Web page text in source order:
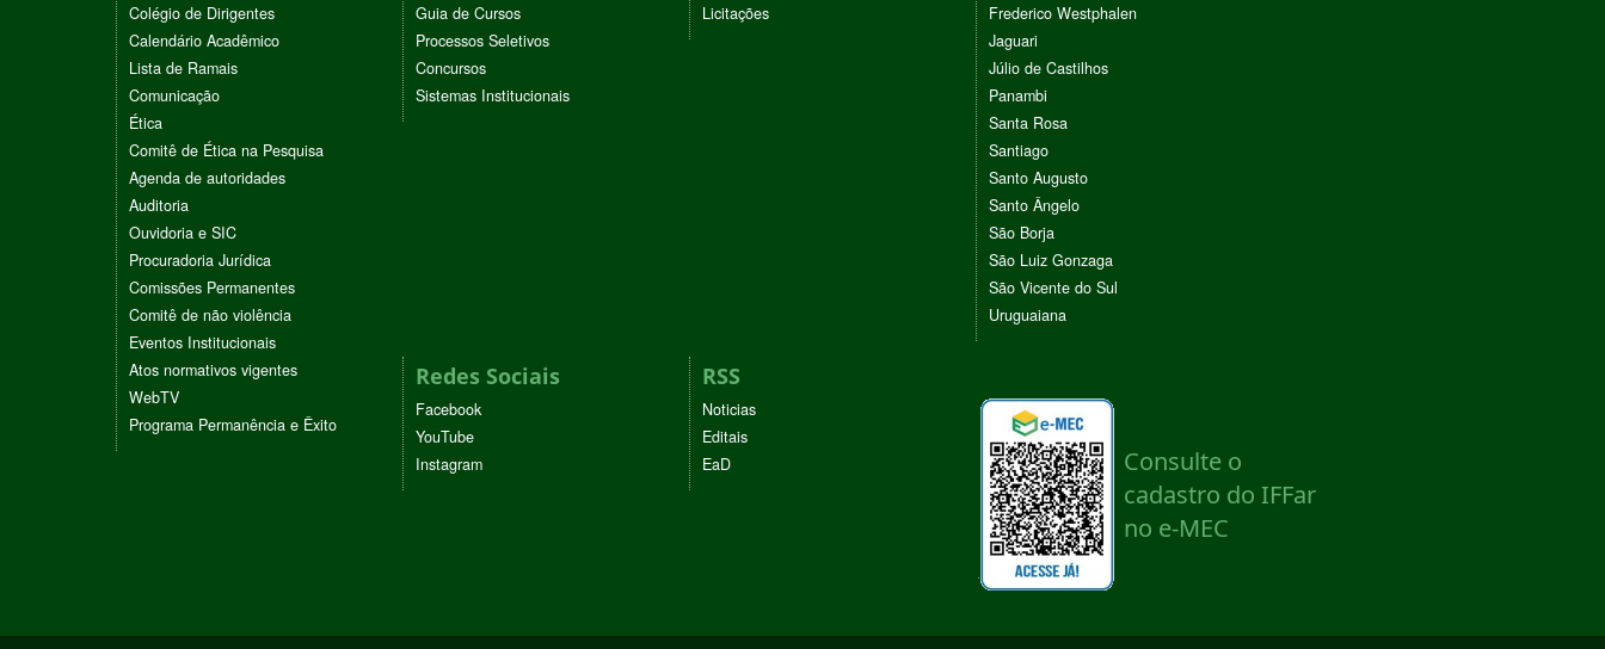
Colégio de Dirigentes
Calendário Acadêmico
Lista de Ramais
Comunicação
Ética
Comitê de Ética na Pesquisa
Agenda de autoridades
Auditoria
Ouvidoria e SIC
Procuradoria Jurídica
Comissões Permanentes
Comitê de não violência
Eventos Institucionais
Atos normativos vigentes
WebTV
Programa Permanência e Êxito
Guia de Cursos
Processos Seletivos
Concursos
Sistemas Institucionais
Licitações
Frederico Westphalen
Jaguari
Júlio de Castilhos
Panambi
Santa Rosa
Santiago
Santo Augusto
Santo Ângelo
São Borja
São Luiz Gonzaga
São Vicente do Sul
Uruguaiana
Redes Sociais
Facebook
YouTube
Instagram
RSS
Noticias
Editais
EaD